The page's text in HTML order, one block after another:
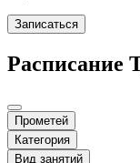
Записаться
Расписание
Прометей
Категория
Вид занятий